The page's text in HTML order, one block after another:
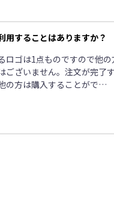
用することはありますか？
ロゴは1点ものですので他の
ございません。注文が完了
の方は購入することがで…